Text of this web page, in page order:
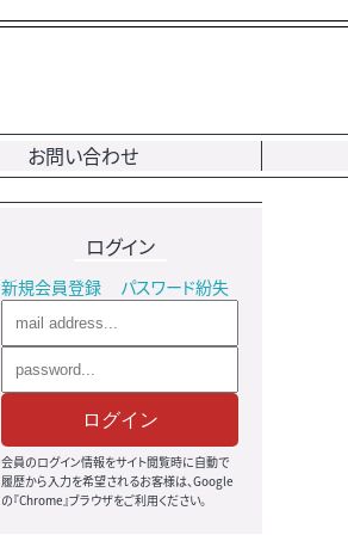
お問い合わせ
ログイン
新規会員登録 パスワード紛失
ログイン
会員のログイン情報をサイト閲覧時に自動で
履歴から入力を希望されるお客様は、Google
の『Chrome』ブラウザをご利用ください。